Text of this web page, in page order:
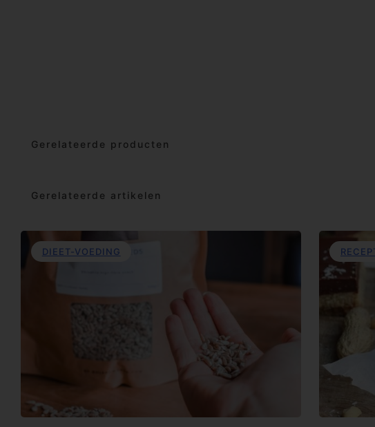
Gerelateerde producten
Gerelateerde artikelen
DIEET-VOEDING